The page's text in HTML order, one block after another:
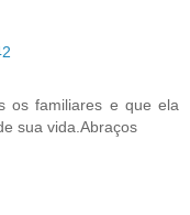
os familiares e que ela
sua vida.Abraços